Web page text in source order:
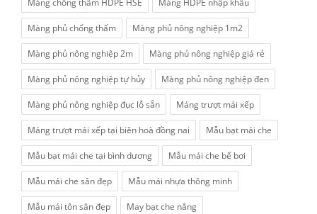
Màng chống thấm HDPE HSE Màng HDPE nhập khẩu
Màng phủ chống thấm Màng phủ nông nghiệp 1m2
Màng phủ nông nghiệp 2m Màng phủ nông nghiệp giá rẻ
Màng phủ nông nghiệp tự hủy Màng phủ nông nghiệp đen
Màng phủ nông nghiệp đục lỗ sẵn Máng trượt mái xếp
Máng trượt mái xếp tại biên hoà đồng nai Mẫu bạt mái che
Mẫu bạt mái che tại bình dương Mẫu mái che bể bơi
Mẫu mái che sân đẹp Mẫu mái nhựa thông minh
Mẫu mái tôn sân đẹp May bạt che nắng